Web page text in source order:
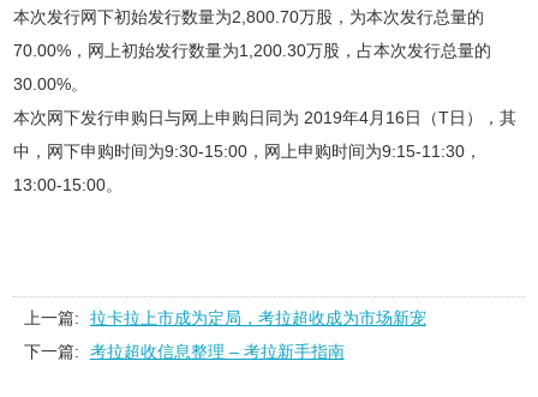
本次发行网下初始发行数量为2,800.70万股，为本次发行总量的
70.00%，网上初始发行数量为1,200.30万股，占本次发行总量的
30.00%。
本次网下发行申购日与网上申购日同为 2019年4月16日（T日），其
中，网下申购时间为9:30-15:00，网上申购时间为9:15-11:30，
13:00-15:00。
上一篇:
拉卡拉上市成为定局，考拉超收成为市场新宠
下一篇:
考拉超收信息整理 – 考拉新手指南